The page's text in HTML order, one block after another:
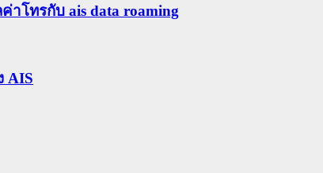
าโทรกับ ais data roaming
AIS